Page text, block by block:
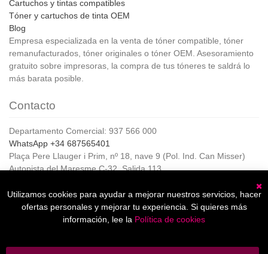
Cartuchos y tintas compatibles
Tóner y cartuchos de tinta OEM
Blog
Empresa especializada en la venta de tóner compatible, tóner
remanufacturados, tóner originales o tóner OEM. Asesoramiento
gratuito sobre impresoras, la compra de tus tóneres te saldrá lo
más barata posible.
Contacto
Departamento Comercial: 937 566 000
WhatsApp +34 687565401
Plaça Pere Llauger i Prim, nº 18, nave 9 (Pol. Ind. Can Misser)
Autopista del Maresme C-32, Salida 113
Horario de Atención al cliente:
De lunes a jueves de 8:00 a 17:00,
Viernes de 8:00 a 15:00
Utilizamos cookies para ayudar a mejorar nuestros servicios, hacer
ofertas personales y mejorar tu experiencia. Si quieres más
información, lee la Política de cookies